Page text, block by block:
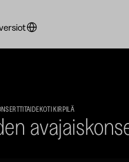
TAIDEKOTI KIRPILÄ